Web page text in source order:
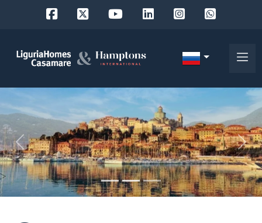
« »
FR
DE
RU
О
Выберите
место
поиска
выберите район